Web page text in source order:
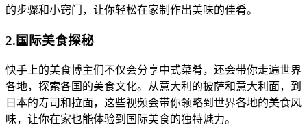
的步骤和小窍门，让你轻松在家制作出美味的佳肴。
2.国际美食探秘
快手上的美食博主们不仅会分享中式菜肴，还会带你走遍世界
各地，探索各国的美食文化。从意大利的披萨和意大利面，到
日本的寿司和拉面，这些视频会带你领略到世界各地的美食风
味，让你在家也能体验到国际美食的独特魅力。